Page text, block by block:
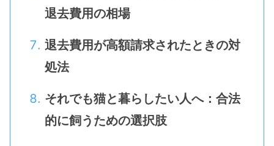
退去費用の相場
退去費用が高額請求されたときの対
処法
それでも猫と暮らしたい人へ：合法
的に飼うための選択肢